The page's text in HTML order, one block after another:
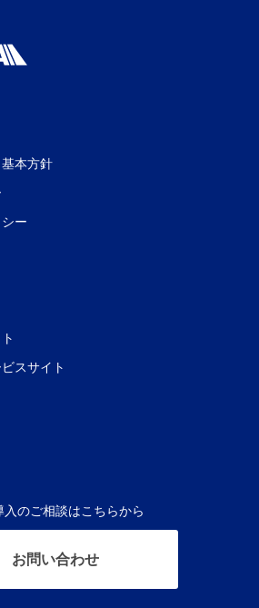
本方針
ー
スサイト
入のご相談はこちらから
お問い合わせ